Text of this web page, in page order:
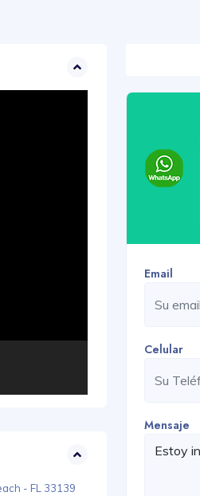
- FL 33139
Email
Celular
Mensaje